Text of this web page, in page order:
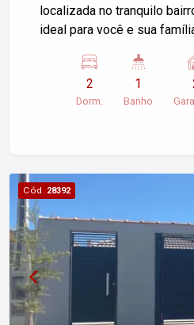
localizada no tranquilo
ideal para você e sua
200,00m², oferece
aconchegante, perfeita
garagem cobertas,
comodidade Localização privilegiada, próxima a
comércios, escolas e áreas
seu dia a dia. Além disso,
financiamento, tornando a
acessível. Não perca essa chance de realizar o
sonho da casa própria!
conhecer pessoalmente.
2
Dorm.
1
Banho
Cód. 28392